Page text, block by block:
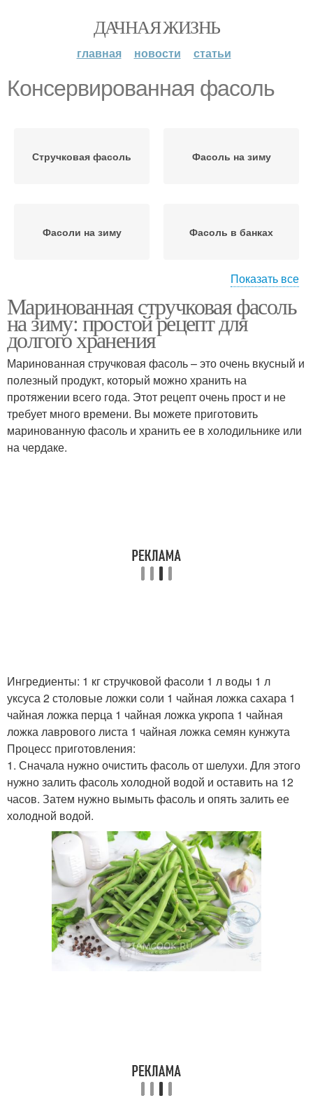
ДАЧНАЯ ЖИЗНЬ
главная новости статьи
Консервированная фасоль
Стручковая фасоль Фасоль на зиму
Фасоли на зиму Фасоль в банках
стручковой фасоли
Фасоль с аспирином
Фасоль в томатном
соусе
Спаржевая фасоль
Фасоли в собственном
соку
Фасоль в томате
Фасоли в домашних
условиях
Фасоли в томате
Лобио из стручковой
фасоли
Зеленая фасоль
стручковая фасоль
Салат из стручковой
фасоли
Показать все
Маринованная стручковая фасоль
на зиму: простой рецепт для
долгого хранения
Маринованная стручковая фасоль – это очень вкусный и
полезный продукт, который можно хранить на
протяжении всего года. Этот рецепт очень прост и не
требует много времени. Вы можете приготовить
маринованную фасоль и хранить ее в холодильнике или
на чердаке.
Ингредиенты: 1 кг стручковой фасоли 1 л воды 1 л
уксуса 2 столовые ложки соли 1 чайная ложка сахара 1
чайная ложка перца 1 чайная ложка укропа 1 чайная
ложка лаврового листа 1 чайная ложка семян кунжута
Процесс приготовления:
1. Сначала нужно очистить фасоль от шелухи. Для этого
нужно залить фасоль холодной водой и оставить на 12
часов. Затем нужно вымыть фасоль и опять залить ее
холодной водой.